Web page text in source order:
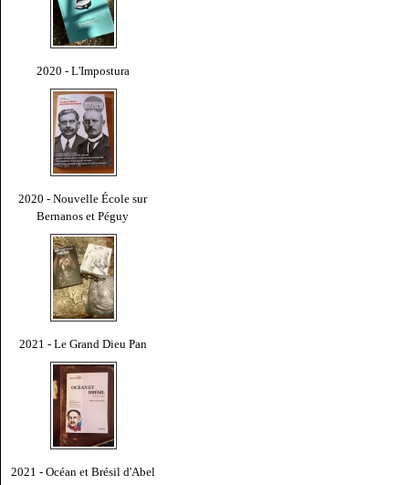
2020 - L'Impostura
2020 - Nouvelle École sur
Bernanos et Péguy
2021 - Le Grand Dieu Pan
2021 - Océan et Brésil d'Abel